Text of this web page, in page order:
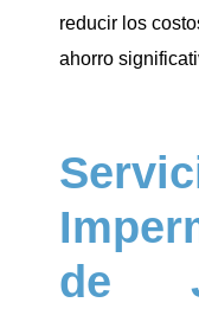
reducir los
ahorro
de